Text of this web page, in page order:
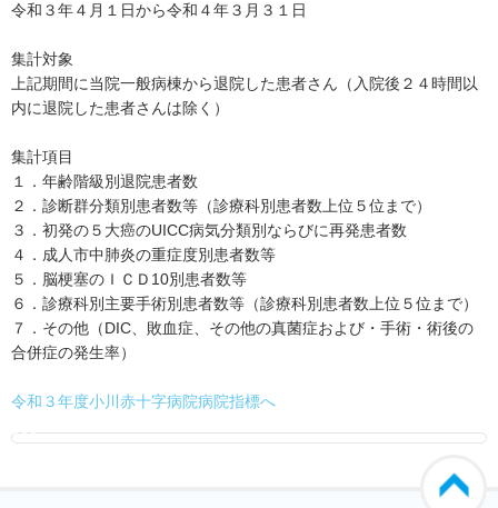
令和３年４月１日から令和４年３月３１日
集計対象
上記期間に当院一般病棟から退院した患者さん（入院後２４時間以
内に退院した患者さんは除く）
集計項目
１．年齢階級別退院患者数
２．診断群分類別患者数等（診療科別患者数上位５位まで）
３．初発の５大癌のUICC病気分類別ならびに再発患者数
４．成人市中肺炎の重症度別患者数等
５．脳梗塞のＩＣＤ10別患者数等
６．診療科別主要手術別患者数等（診療科別患者数上位５位まで）
７．その他（DIC、敗血症、その他の真菌症および・手術・術後の
合併症の発生率）
令和３年度小川赤十字病院病院指標へ